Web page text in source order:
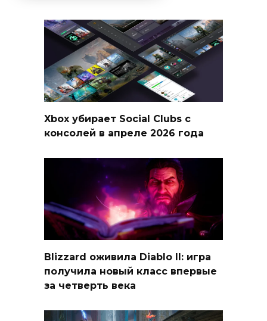
Xbox убирает Social Clubs с
консолей в апреле 2026 года
Blizzard оживила Diablo II: игра
получила новый класс впервые
за четверть века